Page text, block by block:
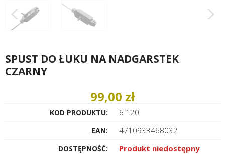
SPUST DO ŁUKU NA NADGARSTEK
CZARNY
99,00 zł
KOD PRODUKTU: 6.120
EAN: 4710933468032
DOSTĘPNOŚĆ: Produkt niedostępny